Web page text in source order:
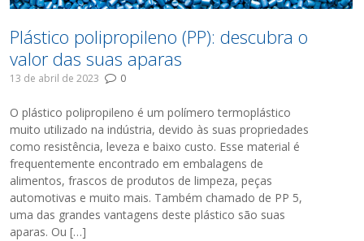
Plástico polipropileno (PP): descubra o
valor das suas aparas
13 de abril de 2023 0
O plástico polipropileno é um polímero termoplástico
muito utilizado na indústria, devido às suas propriedades
como resistência, leveza e baixo custo. Esse material é
frequentemente encontrado em embalagens de
alimentos, frascos de produtos de limpeza, peças
automotivas e muito mais. Também chamado de PP 5,
uma das grandes vantagens deste plástico são suas
aparas. Ou […]